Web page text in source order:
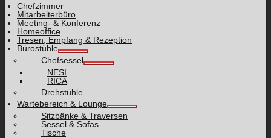
Chefzimmer
Mitarbeiterbüro
Meeting- & Konferenz
Homeoffice
Tresen, Empfang & Rezeption
Bürostühle
Chefsessel
NESI
RICA
Drehstühle
Wartebereich & Lounge
Sitzbänke & Traversen
Sessel & Sofas
Tische